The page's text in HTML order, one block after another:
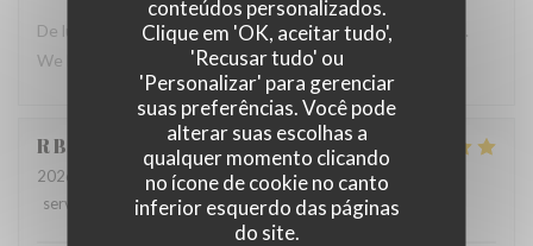
conteúdos personalizados.
Clique em 'OK, aceitar tudo',
'Recusar tudo' ou
'Personalizar' para gerenciar
suas preferências. Você pode
alterar suas escolhas a
qualquer momento clicando
no ícone de cookie no canto
inferior esquerdo das páginas
do site.
De lunch was erg lekker en het zag er ook erg verzorgd uit.
We komen graag weer terug
RB
2026-08-02
- 12:00 - guests 4
service
ambience: 5/5 menu: 5/5 quality_price